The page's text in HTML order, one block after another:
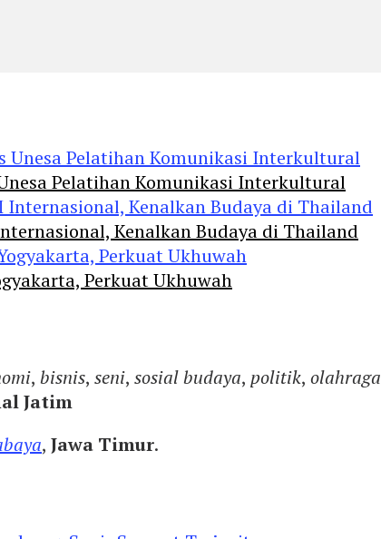
Pelatihan Komunikasi Interkultural
Kenalkan Budaya di Thailand
Perkuat Ukhuwah
, bisnis, seni, sosial budaya, politik, olahraga
Jatim
, Jawa Timur.